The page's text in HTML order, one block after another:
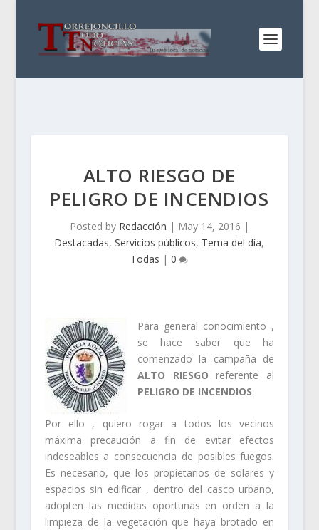
ALTO RIESGO DE
PELIGRO DE INCENDIOS
Posted by Redacción | May 14, 2016 |
Destacadas,Servicios públicos, Tema del día,
Todas |0
Para general conocimiento ,
se hace saber que ha
comenzado la campaña de
ALTO RIESGO referente al
PELIGRO DE INCENDIOS.
Por ello , quiero rogar a todos los vecinos
máxima precaución a fin de evitar efectos
indeseables a consecuencia de posibles fuegos.
Es necesario, que los propietarios de solares y
espacios sin edificar , dentro del casco urbano,
adopten las medidas oportunas en orden a la
limpieza de la vegetación que haya brotado en